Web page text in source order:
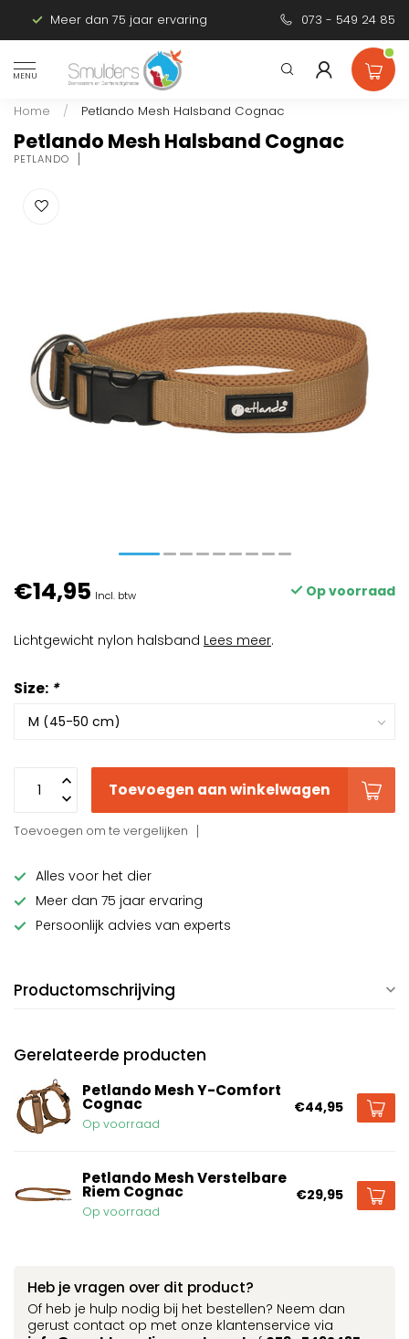
Meer dan 75 jaar ervaring Persoonlijk
073 - 549 24 85
MENU
Home / Petlando Mesh Halsband Cognac
Petlando Mesh Halsband Cognac
PETLANDO
€14,95 Incl. btw Op voorraad
Lichtgewicht nylon halsband Lees meer.
Size: *
Toevoegen aan winkelwagen
Toevoegen om te vergelijken
Alles voor het dier
Meer dan 75 jaar ervaring
Persoonlijk advies van experts
Productomschrijving
Gerelateerde producten
Petlando Mesh Y-Comfort
Cognac
Op voorraad
€44,95
Petlando Mesh Verstelbare
Riem Cognac
Op voorraad
€29,95
Heb je vragen over dit product?
Of heb je hulp nodig bij het bestellen? Neem dan
gerust contact op met onze klantenservice via